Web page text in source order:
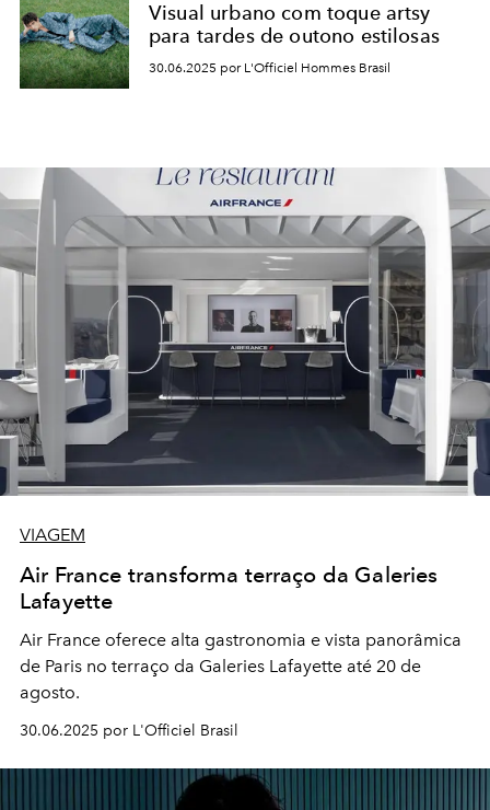
Visual urbano com toque artsy
para tardes de outono estilosas
30.06.2025 por L'Officiel Hommes Brasil
VIAGEM
Air France transforma terraço da Galeries
Lafayette
Air France oferece alta gastronomia e vista panorâmica
de Paris no terraço da Galeries Lafayette até 20 de
agosto.
30.06.2025 por L'Officiel Brasil